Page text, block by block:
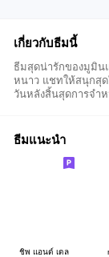
เกี่ยวกับธีมนี้
ธีมสุดน่ารักของมูมิน
หนาว แชทให้สนุกสุด
วันหลังสิ้นสุดการจำ
ธีมแนะนำ
ชิพ แอนด์ เดล